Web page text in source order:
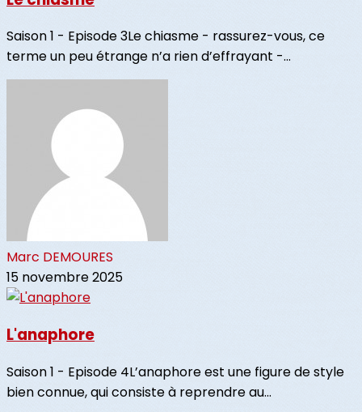
Saison 1 - Episode 3Le chiasme - rassurez-vous, ce
terme un peu étrange n’a rien d’effrayant -...
Marc DEMOURES
15 novembre 2025
L'anaphore
Saison 1 - Episode 4L’anaphore est une figure de style
bien connue, qui consiste à reprendre au...